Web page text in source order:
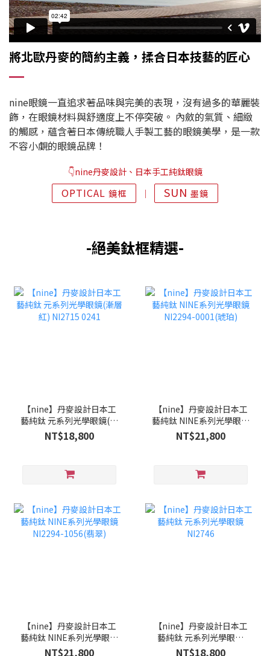
將北歐丹麥的簡約主義，揉合日本技藝的匠心
nine眼鏡一直追求著品味與完美的表現，沒有過多的華麗裝
飾，在眼鏡材料與舒適度上不停突破。 內斂的氣質、細緻
的觸感，蘊含著日本傳統職人手製工藝的眼鏡美學，是一款
不容小覷的眼鏡品牌！
👇nine丹麥設計、日本手工純鈦眼鏡
OPTICAL 鏡框 │ SUN墨鏡
-絕美鈦框精選-
【nine】丹麥設計日本工
藝純鈦 元系列光學眼鏡(漸
層紅) NI2715 0241
NT$18,800
【nine】丹麥設計日本工
藝純鈦 NINE系列光學眼鏡
NI2294-0001(琥珀)
NT$21,800
【nine】丹麥設計日本工
藝純鈦 NINE系列光學眼鏡
NI2294-1056(翡翠)
NT$21,800
【nine】丹麥設計日本工
藝純鈦 元系列光學眼鏡
NI2746
NT$18,800